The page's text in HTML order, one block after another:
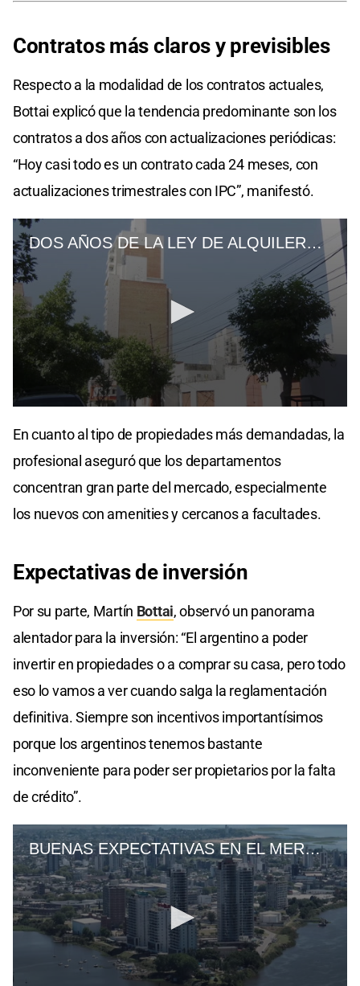
Contratos más claros y previsibles
Respecto a la modalidad de los contratos actuales,
Bottai explicó que la tendencia predominante son los
contratos a dos años con actualizaciones periódicas:
“Hoy casi todo es un contrato cada 24 meses, con
actualizaciones trimestrales con IPC”, manifestó.
En cuanto al tipo de propiedades más demandadas, la
profesional aseguró que los departamentos
concentran gran parte del mercado, especialmente
los nuevos con amenities y cercanos a facultades.
Expectativasde inversión
Por su parte, Martín Bottai, observó un panorama
alentador para la inversión: “El argentino a poder
invertir en propiedades o a comprar su casa, pero todo
eso lo vamos a ver cuando salga la reglamentación
definitiva. Siempre son incentivos importantísimos
porque los argentinos tenemos bastante
inconveniente para poder ser propietarios por la falta
de crédito”.